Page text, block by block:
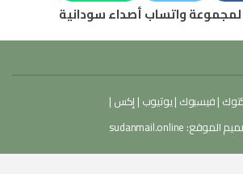
واتساب أصداء سودانية
|فيسبوك |يوتيوب |إكس |
الموقع: sudanmail.online